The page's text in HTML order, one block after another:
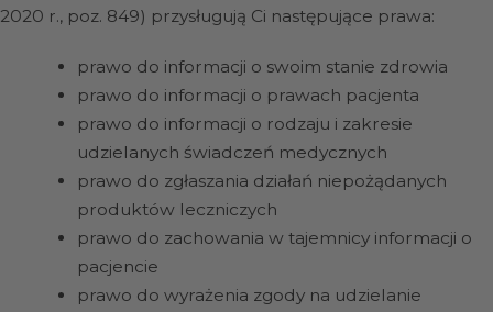
2020 r., poz. 849) przysługują Ci następujące prawa:
prawo do informacji o swoim stanie zdrowia
prawo do informacji o prawach pacjenta
prawo do informacji o rodzaju i zakresie
udzielanych świadczeń medycznych
prawo do zgłaszania działań niepożądanych
produktów leczniczych
prawo do zachowania w tajemnicy informacji o
pacjencie
prawo do wyrażenia zgody na udzielanie